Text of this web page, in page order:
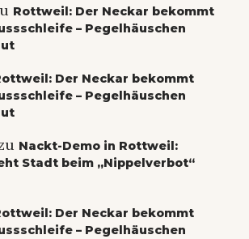
Rottweil: Der Neckar bekommt
– Pegelhäuschen
Der Neckar bekommt
– Pegelhäuschen
Nackt-Demo in Rottweil:
Stadt beim „Nippelverbot“
Der Neckar bekommt
– Pegelhäuschen